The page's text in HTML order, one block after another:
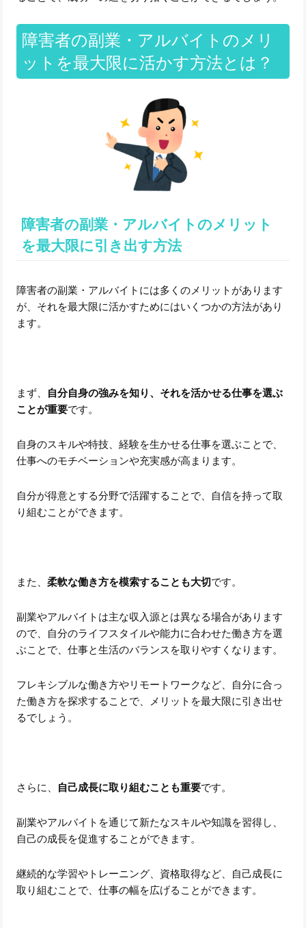
障害者の副業・アルバイトのメリ
ットを最大限に活かす方法とは？
障害者の副業・アルバイトのメリット
を最大限に引き出す方法
障害者の副業・アルバイトには多くのメリットがあります
が、それを最大限に活かすためにはいくつかの方法があり
ます。
まず、 自分自身の強みを知り、それを活かせる仕事を選ぶ
ことが重要です。
自身のスキルや特技、経験を生かせる仕事を選ぶことで、
仕事へのモチベーションや充実感が高まります。
自分が得意とする分野で活躍することで、自信を持って取
り組むことができます。
また、柔軟な働き方を模索することも大切です。
副業やアルバイトは主な収入源とは異なる場合があります
ので、自分のライフスタイルや能力に合わせた働き方を選
ぶことで、仕事と生活のバランスを取りやすくなります。
フレキシブルな働き方やリモートワークなど、自分に合っ
た働き方を探求することで、メリットを最大限に引き出せ
るでしょう。
さらに、 自己成長に取り組むことも重要です。
副業やアルバイトを通じて新たなスキルや知識を習得し、
自己の成長を促進することができます。
継続的な学習やトレーニング、資格取得など、自己成長に
取り組むことで、仕事の幅を広げることができます。